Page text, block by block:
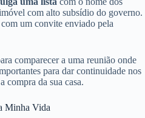
com alto subsídio do governo.
com um convite enviado pela
comparecer a uma reunião onde
para dar continuidade nos
compra da sua casa.
Minha Vida